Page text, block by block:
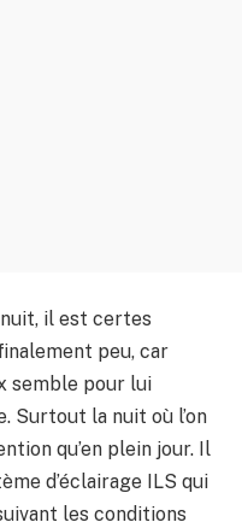
il est certes
peu, car
semble pour lui
Surtout la nuit où l’on
qu’en plein jour. Il
d’éclairage ILS qui
les conditions